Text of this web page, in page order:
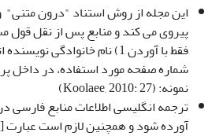
این مجله از روش استناد "درون متنی"
پیروی می کند و منابع پس از نقل قول
شماره صفحه مورد استفاده، در داخل
نمونه: (Koolaee, 2010: 27)
ترجمه انگلیسی اطلاعات منابع فارسی